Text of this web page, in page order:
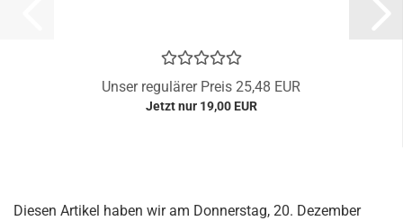
Unser regulärer Preis 25,48 EUR
Jetzt nur 19,00 EUR
Diesen Artikel haben wir am Donnerstag, 20. Dezember